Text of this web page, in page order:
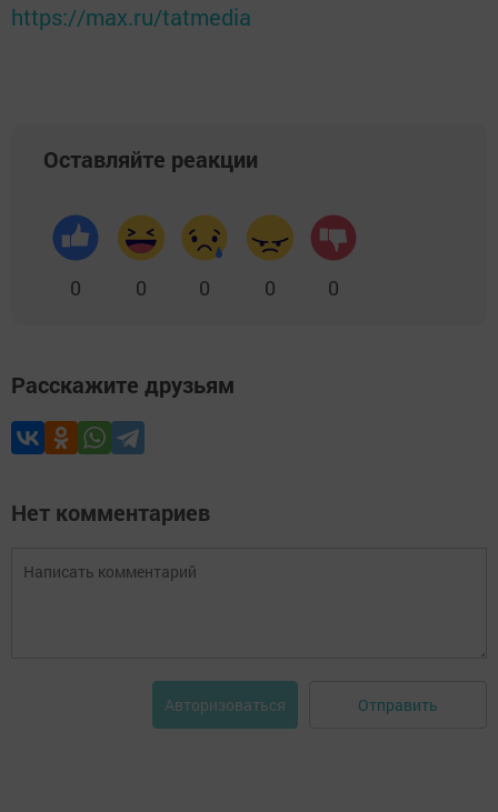
https://max.ru/tatmedia
Оставляйте реакции
0 0 0 0 0
Расскажите друзьям
Нет комментариев
Авторизоваться Отправить